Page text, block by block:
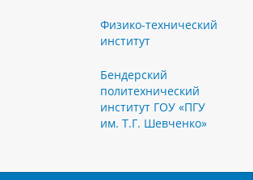
Физико-технический
институт
Бендерский
политехнический
институт ГОУ «ПГУ
им. Т.Г. Шевченко»